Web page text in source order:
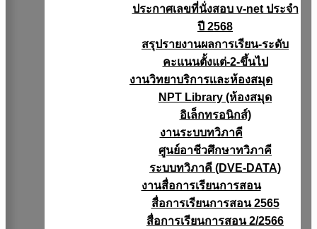
ประกาศเลขที่นั่งสอบ v-net ประจำ
ปี 2568
สรุปรายงานผลการเรียน-ระดับ
คะแนนตั้งแต่-2-ขึ้นไป
งานวิทยาบริการเเละห้องสมุด
NPT Library (ห้องสมุด
อิเล็กทรอนิกส์)
งานระบบทวิภาคี
ศูนย์อาชีวศึกษาทวิภาคี
ระบบทวิภาคี (DVE-DATA)
งานสื่อการเรียนการสอน
สื่อการเรียนการสอน 2565
สื่อการเรียนการสอน 2/2566